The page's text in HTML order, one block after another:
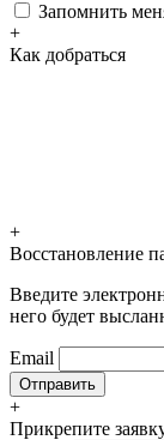
Запомнить
+
Как добраться
+
Восстановление
Введите
него будет
Email
+
Прикрепите